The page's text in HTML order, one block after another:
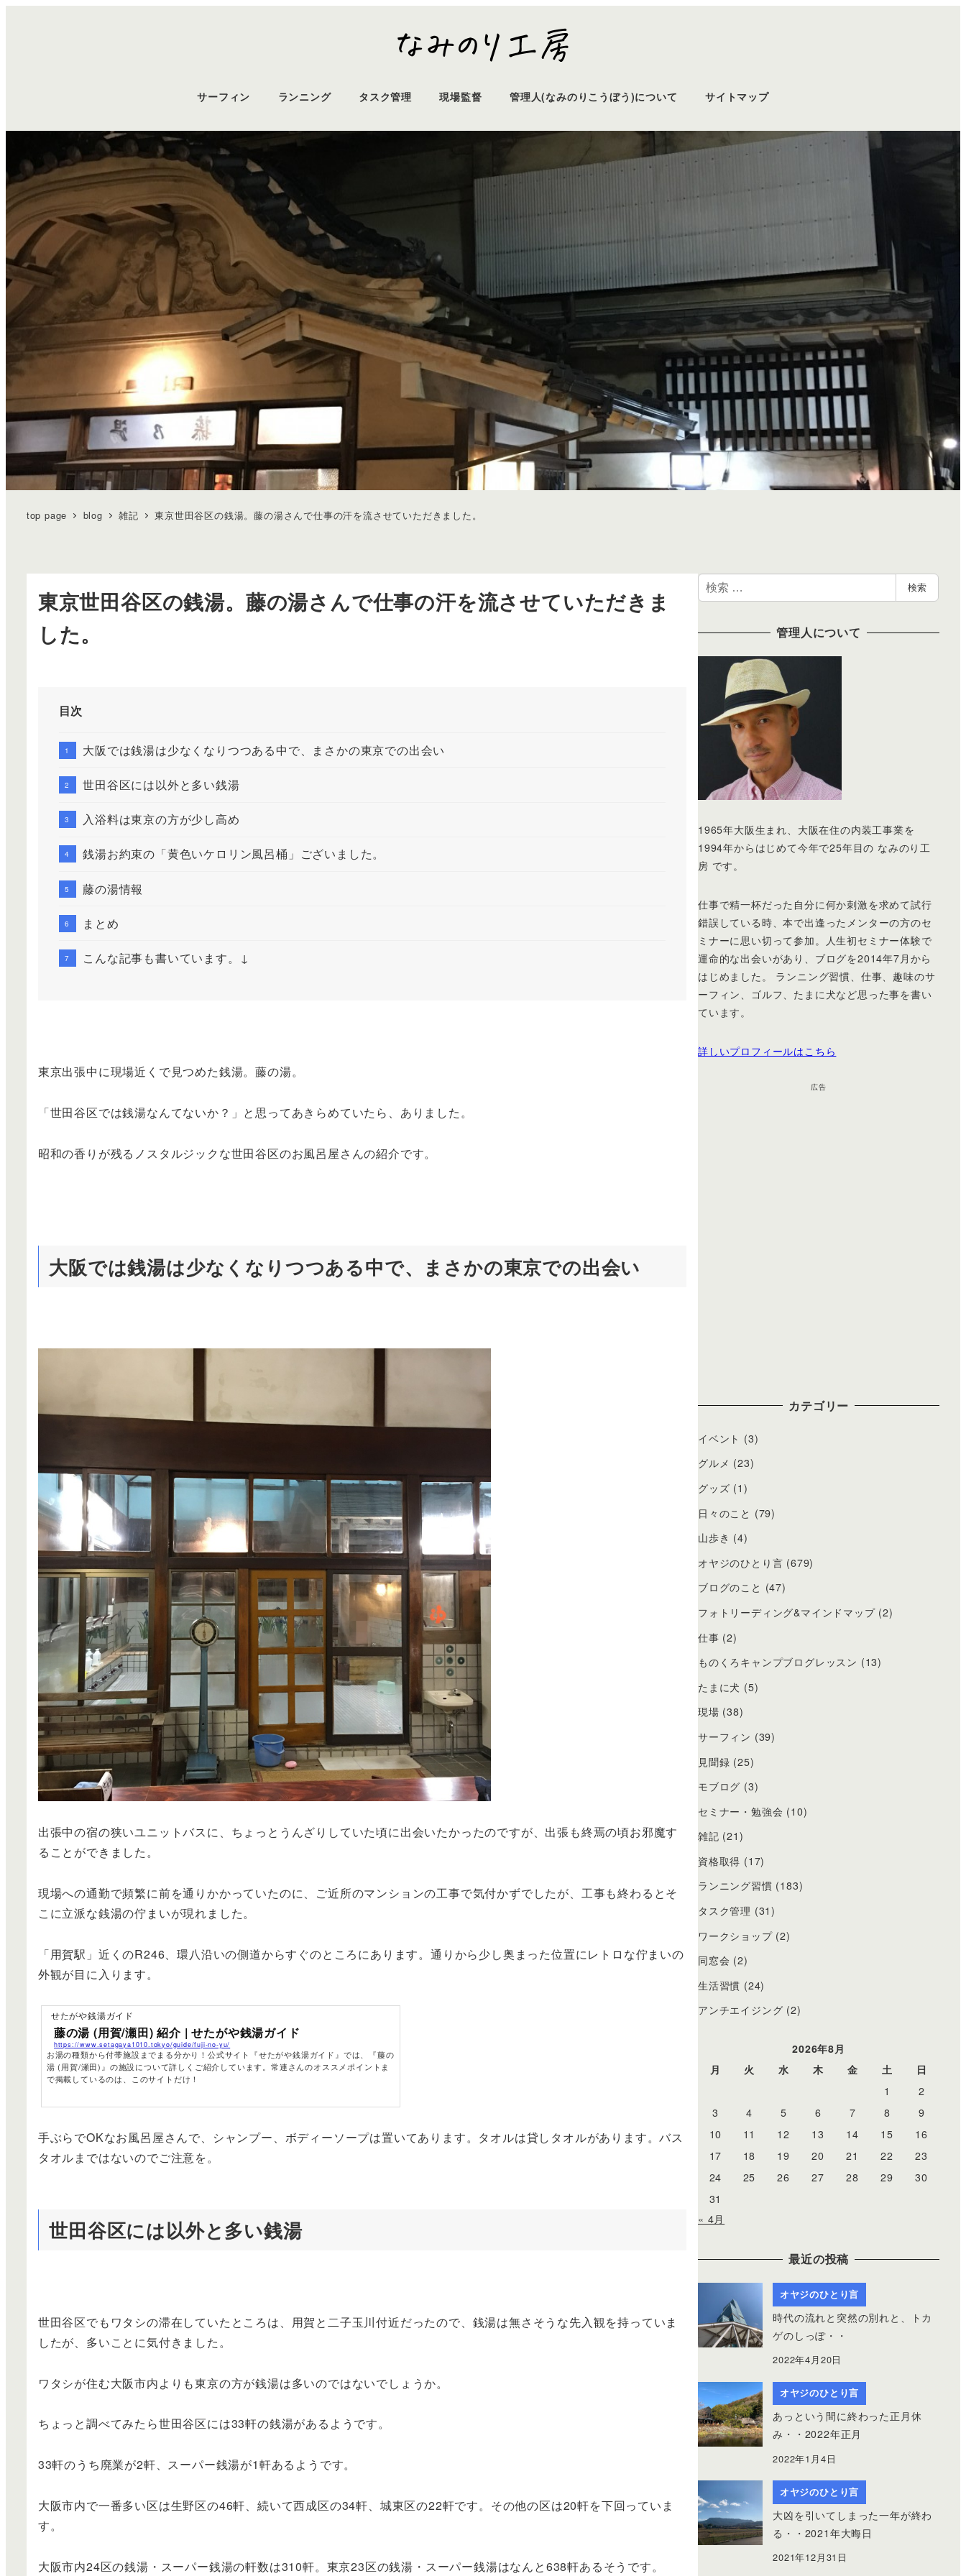
サーフィン ランニング タスク管理 現場監督 管理人(なみのりこうぼう)について サイトマップ
top page blog 雑記 東京世田谷区の銭湯。藤の湯さんで仕事の汗を流させていただきました。
東京世田谷区の銭湯。藤の湯さんで仕事の汗を流させていただきま
した。
目次
大阪では銭湯は少なくなりつつある中で、まさかの東京での出会い
世田谷区には以外と多い銭湯
入浴料は東京の方が少し高め
銭湯お約束の「黄色いケロリン風呂桶」ございました。
藤の湯情報
まとめ
こんな記事も書いています。↓
東京出張中に現場近くで見つめた銭湯。藤の湯。
「世田谷区では銭湯なんてないか？」と思ってあきらめていたら、ありました。
昭和の香りが残るノスタルジックな世田谷区のお風呂屋さんの紹介です。
大阪では銭湯は少なくなりつつある中で、まさかの東京での出会い
出張中の宿の狭いユニットバスに、ちょっとうんざりしていた頃に出会いたかったのですが、出張も終焉の頃お邪魔す
ることができました。
現場への通勤で頻繁に前を通りかかっていたのに、ご近所のマンションの工事で気付かずでしたが、工事も終わるとそ
こに立派な銭湯の佇まいが現れました。
「用賀駅」近くのR246、環八沿いの側道からすぐのところにあります。通りから少し奥まった位置にレトロな佇まいの
外観が目に入ります。
せたがや銭湯ガイド
藤の湯 (用賀/瀬田) 紹介 | せたがや銭湯ガイド
https://www.setagaya1010.tokyo/guide/fuji-no-yu/
お湯の種類から付帯施設までまる分かり！公式サイト『せたがや銭湯ガイド』では、『藤の
湯 (用賀/瀬田)』の施設について詳しくご紹介しています。常連さんのオススメポイントま
で掲載しているのは、このサイトだけ！
手ぶらでOKなお風呂屋さんで、シャンプー、ボディーソープは置いてあります。タオルは貸しタオルがあります。バス
タオルまではないのでご注意を。
世田谷区には以外と多い銭湯
世田谷区でもワタシの滞在していたところは、用賀と二子玉川付近だったので、銭湯は無さそうな先入観を持っていま
したが、多いことに気付きました。
ワタシが住む大阪市内よりも東京の方が銭湯は多いのではないでしょうか。
ちょっと調べてみたら世田谷区には33軒の銭湯があるようです。
33軒のうち廃業が2軒、スーパー銭湯が1軒あるようです。
大阪市内で一番多い区は生野区の46軒、続いて西成区の34軒、城東区の22軒です。その他の区は20軒を下回っていま
す。
大阪市内24区の銭湯・スーパー銭湯の軒数は310軒。東京23区の銭湯・スーパー銭湯はなんと638軒あるそうです。
検
索
検索
管理人について
1965年大阪生まれ、大阪在住の内装工事業を
1994年からはじめて今年で25年目の なみのり工
房 です。
仕事で精一杯だった自分に何か刺激を求めて試行
錯誤している時、本で出逢ったメンターの方のセ
ミナーに思い切って参加。人生初セミナー体験で
運命的な出会いがあり、ブログを2014年7月から
はじめました。 ランニング習慣、仕事、趣味のサ
ーフィン、ゴルフ、たまに犬など思った事を書い
ています。
詳しいプロフィールはこちら
広告
カテゴリー
イベント (3)
グルメ (23)
グッズ (1)
日々のこと (79)
山歩き (4)
オヤジのひとり言 (679)
ブログのこと (47)
フォトリーディング&マインドマップ(2)
仕事 (2)
ものくろキャンプブログレッスン (13)
たまに犬 (5)
現場 (38)
サーフィン (39)
見聞録 (25)
モブログ (3)
セミナー・勉強会 (10)
雑記 (21)
資格取得 (17)
ランニング習慣 (183)
タスク管理 (31)
ワークショップ(2)
同窓会 (2)
生活習慣 (24)
アンチエイジング (2)
2026年8月
月
火 水 木 金 土
日
1
2
3
4 5 6 7 8
9
10
11 12 13 14 15
16
17
18 19 20 21 22
23
24
25 26 27 28 29
30
31
« 4月
最近の投稿
オヤジのひとり言
時代の流れと突然の別れと、トカ
ゲのしっぽ・・
2022年4月20日
オヤジのひとり言
あっという間に終わった正月休
み・・2022年正月
2022年1月4日
オヤジのひとり言
大凶を引いてしまった一年が終わ
る・・2021年大晦日
2021年12月31日